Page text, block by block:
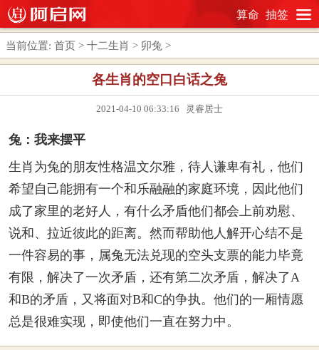
算命 抽签
当前位置: 首页 > 十二生肖 > 卯兔 >
各生肖的空口白话之兔
2021-04-10 06:33:16 灵睿居士
兔：我来摆平
生肖为兔的朋友性格温文尔雅，待人谦卑有礼，他们
希望自己能拥有一个和乐融融的家庭环境，因此他们
成了家里的老好人，有什么矛盾他们都会上前劝慰、
说和、拉近彼此的距离。然而帮助他人解开心结不是
一件容易的事，属兔无法兑现的空头支票的能力毕竟
有限，解决了一次矛盾，还有第二次矛盾，解决了A
和B的矛盾，又将面对B和C的争执。他们的一厢情愿
总是很难实现，即使他们一直在努力中。